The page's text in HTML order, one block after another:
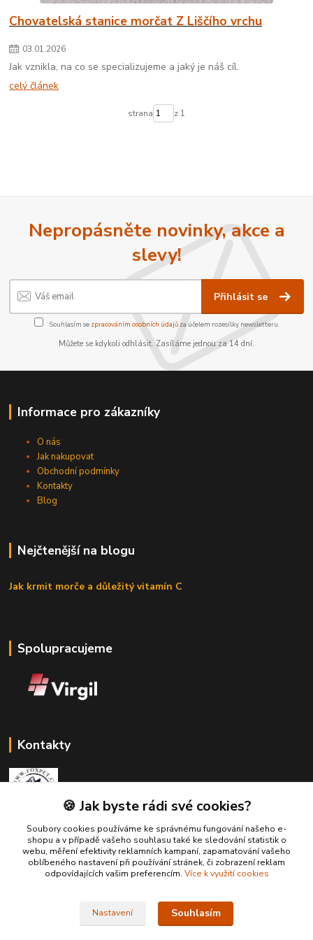
Chovatelská stanice morčat Z Liščího vrchu
03.01.2026
Jak vznikla, na co se specializujeme a jaký je náš cíl.
celý článek
strana z 1
Nepropásněte novinky, akce a
slevy!
Přihlásit se
Souhlasím se zpracováním osobních údajůza účelem rozesílky newsletteru.
Můžete se kdykoli odhlásit. Zasíláme jednou za 14 dní.
Informace pro zákazníky
O nás
Jak nakupovat
Obchodní podmínky
Kontakty
Blog
Nejčtenější na blogu
Jak krmit morče a důležitý vitamín C
Spolupracujeme
Kontakty
Zákaznická podpora Fox Pet
+420731765216
(Po-Pá, 10-14 hod.)
🍪 Jak byste rádi své cookies?
Soubory cookies používáme ke správnému fungování našeho e-
shopu a v případě vašeho souhlasu také ke sledování statistik o
webu, měření efektivity reklamních kampaní, zapamatování vašeho
oblíbeného nastavení při používání stránek, či zobrazení reklam
odpovídajících vašim preferencím. Více k využití cookies
Nastavení Souhlasím